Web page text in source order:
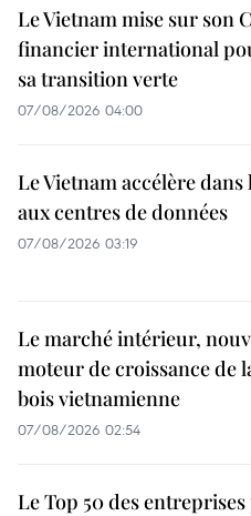
Le Vietnam mise sur son
financier international
sa transition verte
07/08/2026 04:00
Le Vietnam accélère dans
aux centres de données
07/08/2026 03:19
Le marché intérieur,
moteur de croissance de
bois vietnamienne
07/08/2026 02:54
Le Top 50 des